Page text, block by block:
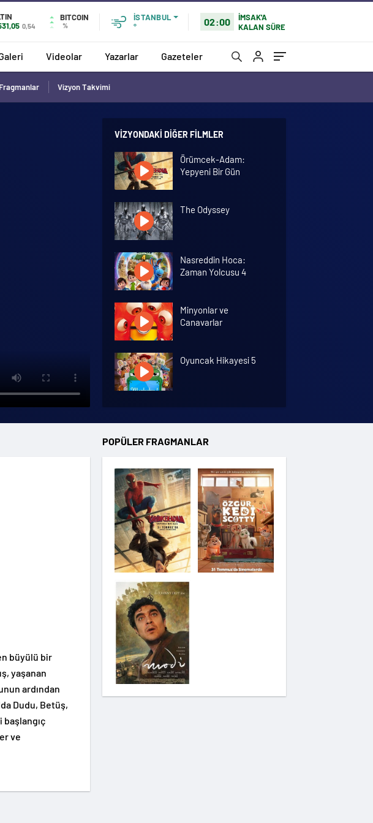
0,54
BITCOIN
%
İSTANBUL
°
02:00
İMSAK'A
KALAN SÜRE
Videolar Yazarlar Gazeteler
Vizyon Takvimi
VIZYONDAKI DIĞER FILMLER
Örümcek-Adam:
Yepyeni Bir Gün
The Odyssey
Nasreddin Hoca:
Zaman Yolcusu 4
Minyonlar ve
Canavarlar
Oyuncak Hikayesi 5
Hannas 3
Saplantı
Modi: Deliliğin
Kanadında Üç Gün
Pinokyo: Kanlı Masal
büyülü bir
yaşanan
ardından
Dudu, Betüş,
ve
POPÜLER FRAGMANLAR